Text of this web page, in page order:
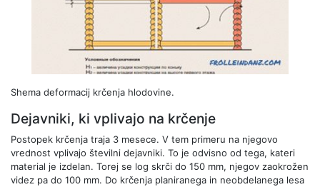
Shema deformacij krčenja hlodovine.
Dejavniki, ki vplivajo na krčenje
Postopek krčenja traja 3 mesece. V tem primeru na njegovo
vrednost vplivajo številni dejavniki. To je odvisno od tega, kateri
material je izdelan. Torej se log skrči do 150 mm, njegov zaokrožen
videz pa do 100 mm. Do krčenja planiranega in neobdelanega lesa